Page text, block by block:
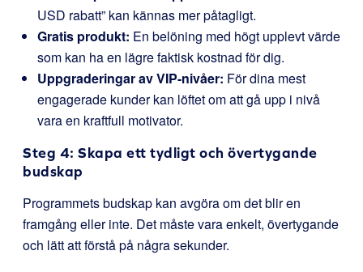
USD rabatt” kan kännas mer påtagligt.
Gratis produkt: En belöning med högt upplevt värde
som kan ha en lägre faktisk kostnad för dig.
Uppgraderingar av VIP-nivåer: För dina mest
engagerade kunder kan löftet om att gå upp i nivå
vara en kraftfull motivator.
Steg 4: Skapa ett tydligt och övertygande
budskap
Programmets budskap kan avgöra om det blir en
framgång eller inte. Det måste vara enkelt, övertygande
och lätt att förstå på några sekunder.